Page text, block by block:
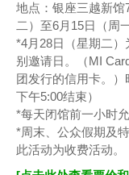
地点：银座三越新馆
二）至6月15日（周一
*4月28日（星期二
别邀请日。（MI
团发行的信用卡。
下午5:00结束）
*每天闭馆前一小时允
*周末、公众假期及
此活动为收费活动。